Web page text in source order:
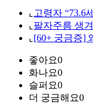
⌞ 고령자 “73.6
⌞ 팔자주름 생
⌞ [60+ 궁금증]
좋아요0
화나요0
슬퍼요0
더 궁금해요0